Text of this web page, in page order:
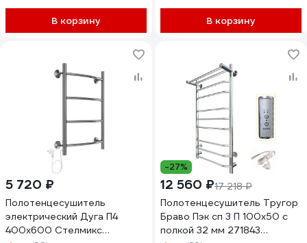
В корзину
В корзину
5 720 ₽
Полотенцесушитель
электрический Дуга П4
400x600 Стелмикс
-27%
12 560 ₽17 218 ₽
Полотенцесушитель Тругор
Браво Пэк сп 3 П 100x50 с
полкой 32 мм 271843